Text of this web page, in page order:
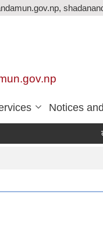
Notices